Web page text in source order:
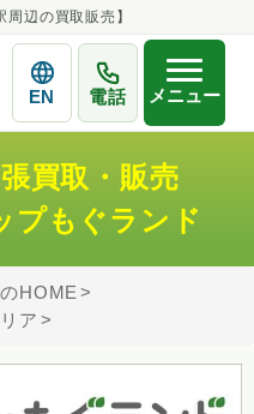
辺の買取販売】
EN 電話 メニュー
買取・販売
プもぐランド
HOME
ア